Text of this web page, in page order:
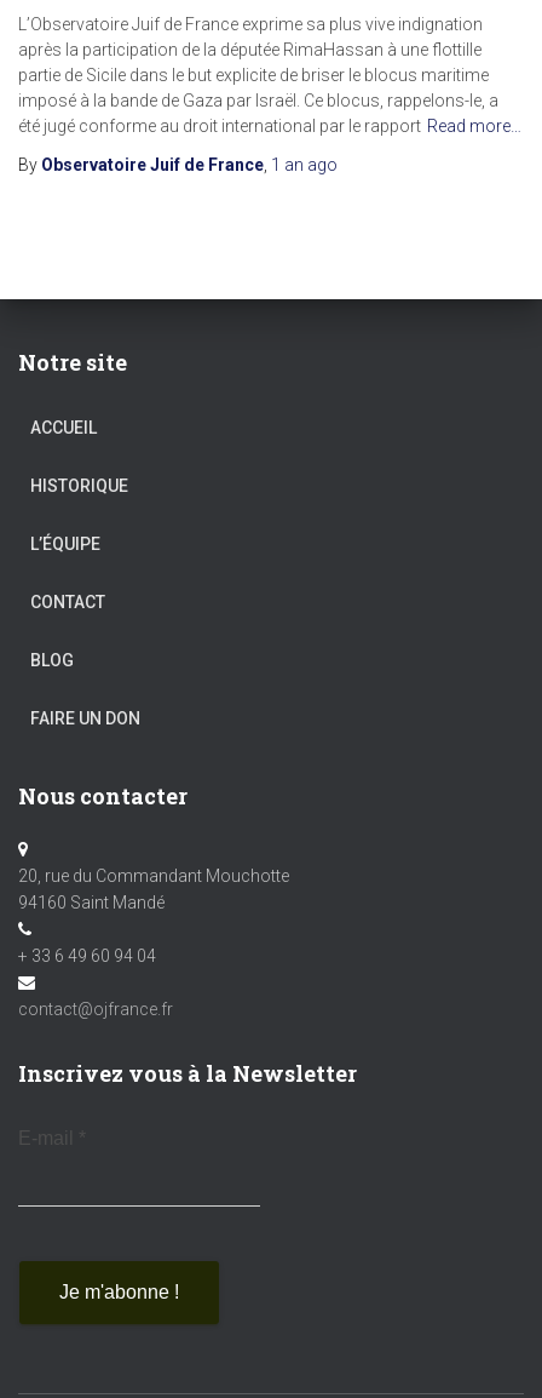
L’Observatoire Juif de France exprime sa plus vive indignation
après la participation de la députée RimaHassan à une flottille
partie de Sicile dans le but explicite de briser le blocus maritime
imposé à la bande de Gaza par Israël. Ce blocus, rappelons-le, a
été jugé conforme au droit international par le rapport Read more…
By Observatoire Juif de France 1 an ago
Notre site
ACCUEIL
HISTORIQUE
L’ÉQUIPE
CONTACT
BLOG
FAIRE UN DON
Nous contacter
20, rue du Commandant Mouchotte
94160 Saint Mandé
+ 33 6 49 60 94 04
contact@ojfrance.fr
Inscrivez vous à la Newsletter
E-mail *